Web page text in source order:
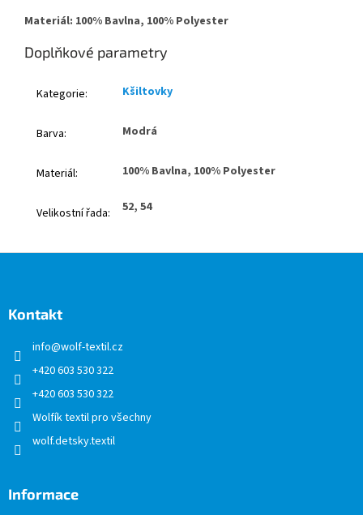
Materiál: 100% Bavlna, 100% Polyester
Doplňkové parametry
Kategorie: Kšiltovky
Barva: Modrá
Materiál: 100% Bavlna, 100% Polyester
Velikostní řada: 52, 54
Kontakt
info@wolf-textil.cz
+420 603 530 322
+420 603 530 322
Wolfík textil pro všechny
wolf.detsky.textil
Informace